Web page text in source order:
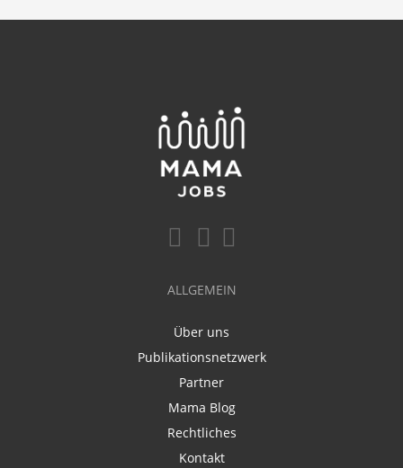
ALLGEMEIN
Über uns
Publikationsnetzwerk
Partner
Mama Blog
Rechtliches
Kontakt